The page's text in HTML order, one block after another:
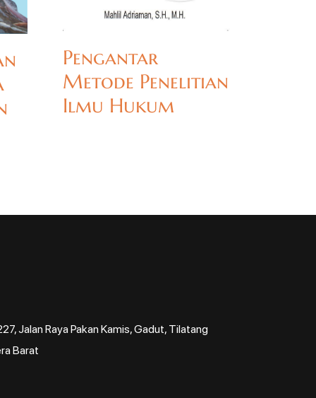
Pengantar
Metode Penelitian
Ilmu Hukum
Jalan Raya Pakan Kamis, Gadut, Tilatang
Barat